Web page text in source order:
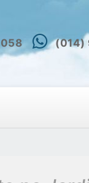
(014)